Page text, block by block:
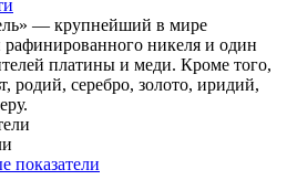
— крупнейший в мире
рафинированного никеля и один
платины и меди. Кроме того,
родий, серебро, золото, иридий,
показатели